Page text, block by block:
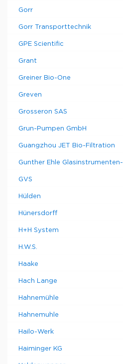
Gorr
Gorr Transporttechnik
GPE Scientific
Grant
Greiner Bio-One
Greven
Grosseron SAS
Grun-Pumpen GmbH
Guangzhou JET Bio-Filtration
Gunther Ehle Glasinstrumenten-
GVS
Hülden
Hünersdorff
H+H System
H.W.S.
Haake
Hach Lange
Hahnemühle
Hahnemuhle
Hailo-Werk
Haiminger KG